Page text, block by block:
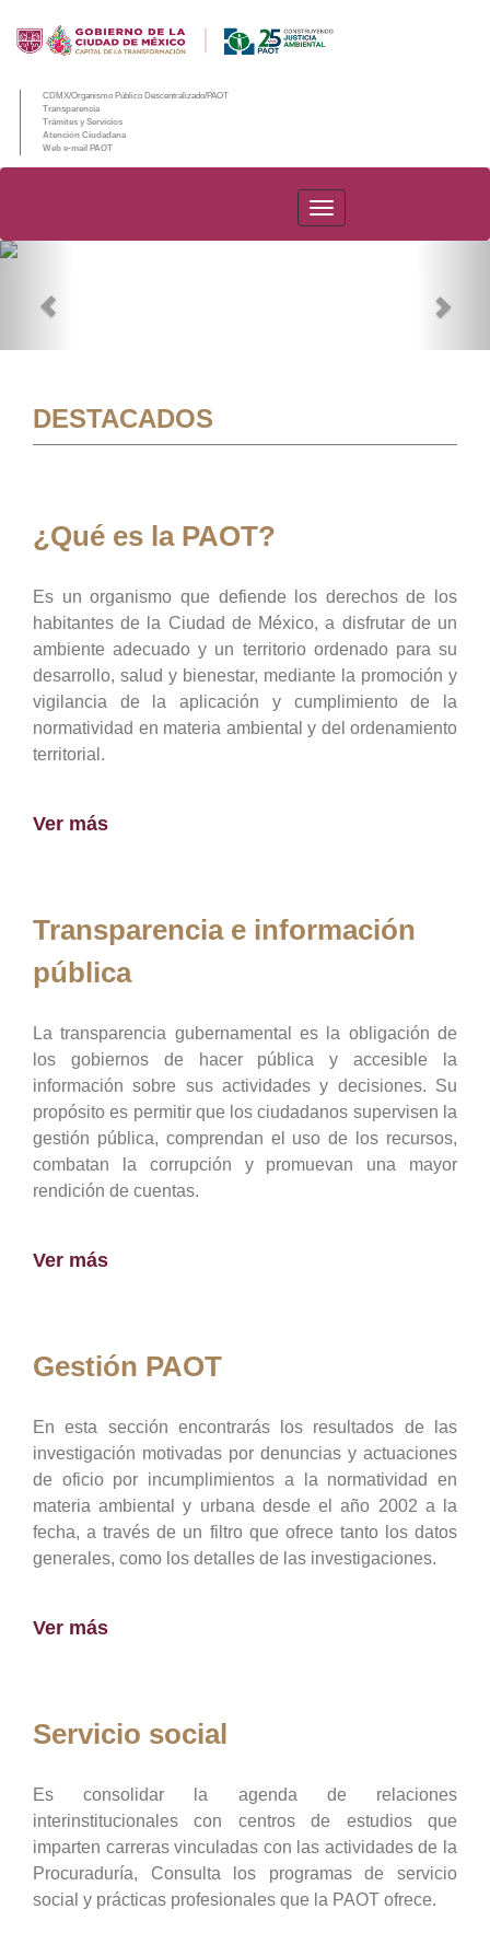
CDMX/Organismo Público Descentralizado/PAOT
Transparencia
Trámites y Servicios
Atención Ciudadana
Web e-mail PAOT
PAOT
DESTACADOS
¿Qué es la PAOT?
Es un organismo que defiende los derechos de los
habitantes de la Ciudad de México, a disfrutar de un
ambiente adecuado y un territorio ordenado para su
desarrollo, salud y bienestar, mediante la promoción y
vigilancia de la aplicación y cumplimiento de la
normatividad en materia ambiental y del ordenamiento
territorial.
Ver más
Transparencia e información
pública
La transparencia gubernamental es la obligación de
los gobiernos de hacer pública y accesible la
información sobre sus actividades y decisiones. Su
propósito es permitir que los ciudadanos supervisen la
gestión pública, comprendan el uso de los recursos,
combatan la corrupción y promuevan una mayor
rendición de cuentas.
Ver más
Gestión PAOT
En esta sección encontrarás los resultados de las
investigación motivadas por denuncias y actuaciones
de oficio por incumplimientos a la normatividad en
materia ambiental y urbana desde el año 2002 a la
fecha, a través de un filtro que ofrece tanto los datos
generales, como los detalles de las investigaciones.
Ver más
Servicio social
Es consolidar la agenda de relaciones
interinstitucionales con centros de estudios que
imparten carreras vinculadas con las actividades de la
Procuraduría, Consulta los programas de servicio
social y prácticas profesionales que la PAOT ofrece.